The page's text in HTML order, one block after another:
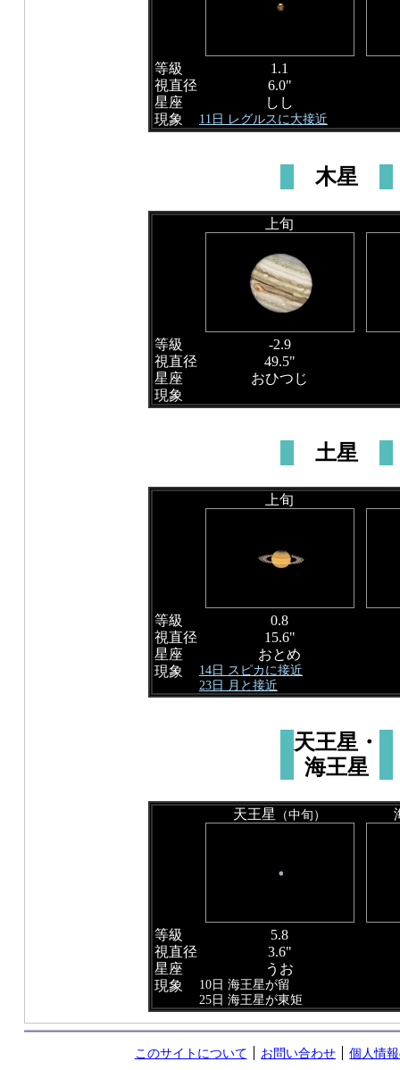
等級
1.1
視直径
6.0"
星座
しし
現象
11日 レグルスに大接近
木星
上旬
等級
-2.9
視直径
49.5"
星座
おひつじ
現象
土星
上旬
等級
0.8
視直径
15.6"
星座
おとめ
現象
14日 スピカに接近
23日 月と接近
天王星・
海王星
天王星 （中旬）
等級
5.8
視直径
3.6"
星座
うお
現象
10日 海王星が留
25日 海王星が東矩
このサイトについて お問い合わせ
個人情